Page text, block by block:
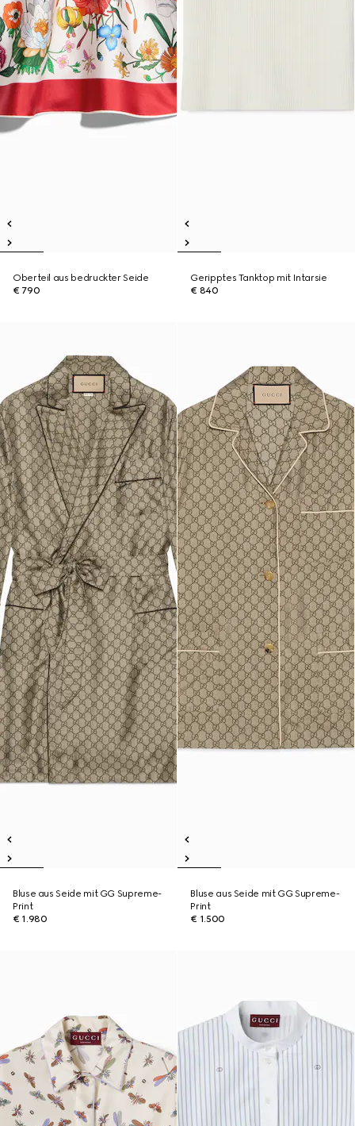
Oberteil aus bedruckter Seide
€ 790
Geripptes Tanktop mit Intarsie
€ 840
Bluse aus Seide mit GG Supreme-
Print
€ 1.980
Bluse aus Seide mit GG Supreme-
Print
€ 1.500